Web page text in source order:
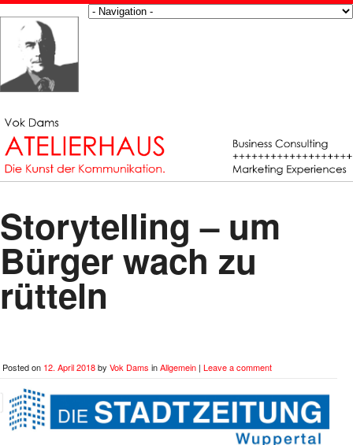
Storytelling – um
Bürger wach zu
rütteln
Posted on 12. April 2018by Vok Dams inAllgemein | Leave a comment